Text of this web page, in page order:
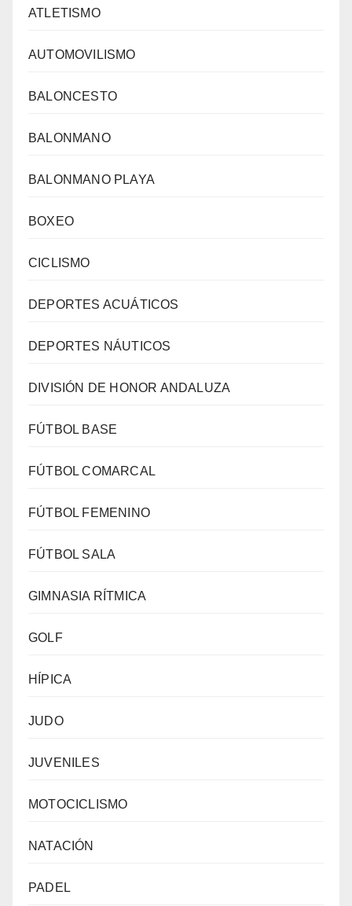
ATLETISMO
AUTOMOVILISMO
BALONCESTO
BALONMANO
BALONMANO PLAYA
BOXEO
CICLISMO
DEPORTES ACUÁTICOS
DEPORTES NÁUTICOS
DIVISIÓN DE HONOR ANDALUZA
FÚTBOL BASE
FÚTBOL COMARCAL
FÚTBOL FEMENINO
FÚTBOL SALA
GIMNASIA RÍTMICA
GOLF
HÍPICA
JUDO
JUVENILES
MOTOCICLISMO
NATACIÓN
PADEL